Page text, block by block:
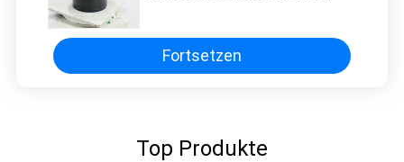
Teile
Fortsetzen
Top Produkte